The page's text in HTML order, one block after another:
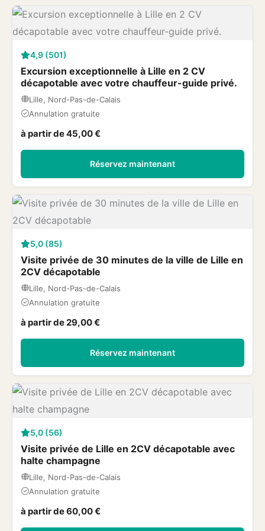
4,9 (501)
Excursion exceptionnelle à Lille en 2 CV
décapotable avec votre chauffeur-guide privé.
Lille, Nord-Pas-de-Calais
Annulation gratuite
à partir de 45,00 €
Réservez maintenant
5,0 (85)
Visite privée de 30 minutes de la ville de Lille en
2CV décapotable
Lille, Nord-Pas-de-Calais
Annulation gratuite
à partir de 29,00 €
Réservez maintenant
5,0 (56)
Visite privée de Lille en 2CV décapotable avec
halte champagne
Lille, Nord-Pas-de-Calais
Annulation gratuite
à partir de 60,00 €